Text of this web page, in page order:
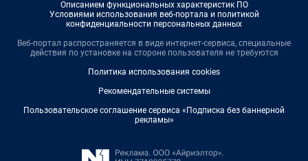
Описанием функциональных характеристик ПО
Условиями использования веб-портала и политикой
конфиденциальности персональных данных
Веб-портал распространяется в виде интернет-сервиса, специальные
действия по установке на стороне пользователя не требуются
Политика использования cookies
Рекомендательные системы
Пользовательское соглашение сервиса «Подписка без баннерной
рекламы»